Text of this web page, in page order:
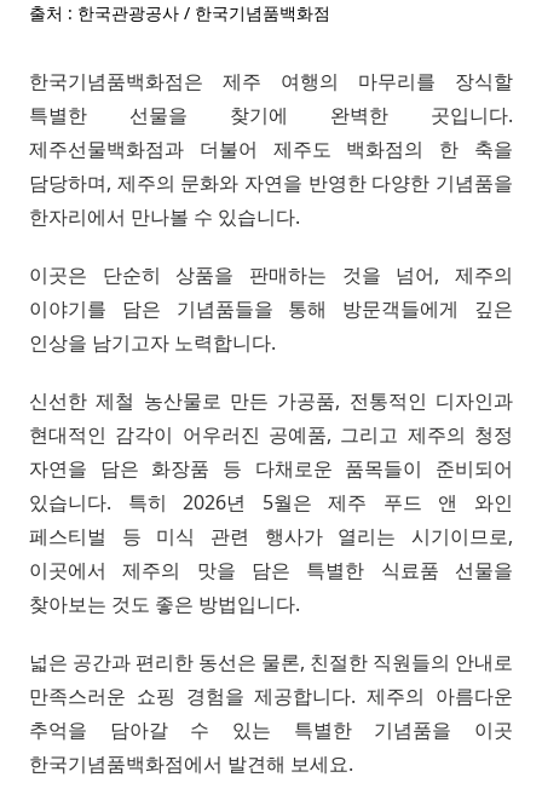
출처 : 한국관광공사 / 한국기념품백화점
한국기념품백화점은 제주 여행의 마무리를 장식할
특별한 선물을 찾기에 완벽한 곳입니다.
제주선물백화점과 더불어 제주도 백화점의 한 축을
담당하며, 제주의 문화와 자연을 반영한 다양한 기념품을
한자리에서 만나볼 수 있습니다.
이곳은 단순히 상품을 판매하는 것을 넘어, 제주의
이야기를 담은 기념품들을 통해 방문객들에게 깊은
인상을 남기고자 노력합니다.
신선한 제철 농산물로 만든 가공품, 전통적인 디자인과
현대적인 감각이 어우러진 공예품, 그리고 제주의 청정
자연을 담은 화장품 등 다채로운 품목들이 준비되어
있습니다. 특히 2026년 5월은 제주 푸드 앤 와인
페스티벌 등 미식 관련 행사가 열리는 시기이므로,
이곳에서 제주의 맛을 담은 특별한 식료품 선물을
찾아보는 것도 좋은 방법입니다.
넓은 공간과 편리한 동선은 물론, 친절한 직원들의 안내로
만족스러운 쇼핑 경험을 제공합니다. 제주의 아름다운
추억을 담아갈 수 있는 특별한 기념품을 이곳
한국기념품백화점에서 발견해 보세요.